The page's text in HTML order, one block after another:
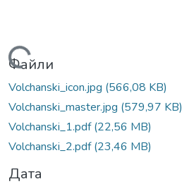
Вантажиться...
Файли
Volchanski_icon.jpg (566,08 KB)
Volchanski_master.jpg (579,97 KB)
Volchanski_1.pdf(22,56 MB)
Volchanski_2.pdf(23,46 MB)
Дата